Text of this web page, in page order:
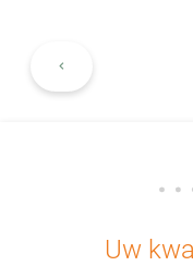
keyboard_arrow_left
Uw